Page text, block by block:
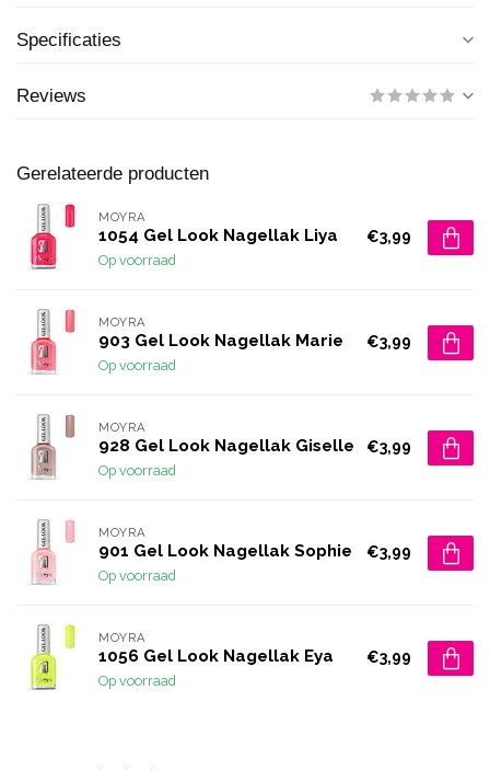
Specificaties
Reviews
Gerelateerde producten
MOYRA
1054 Gel Look Nagellak Liya
Op voorraad
€3,99
MOYRA
903 Gel Look Nagellak Marie
Op voorraad
€3,99
MOYRA
928 Gel Look Nagellak Giselle
Op voorraad
€3,99
MOYRA
901 Gel Look Nagellak Sophie
Op voorraad
€3,99
MOYRA
1056 Gel Look Nagellak Eya
Op voorraad
€3,99